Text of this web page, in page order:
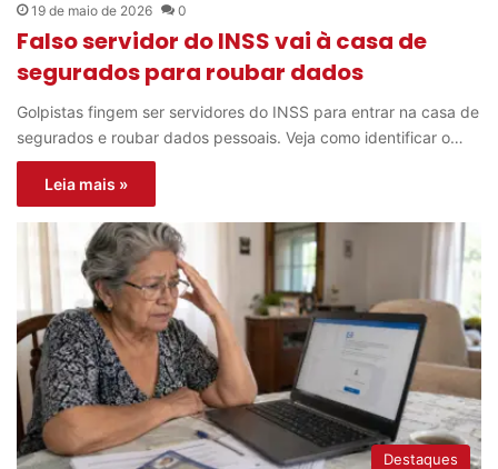
19 de maio de 2026 0
Falso servidor do INSS vai à casa de
segurados para roubar dados
Golpistas fingem ser servidores do INSS para entrar na casa de
segurados e roubar dados pessoais. Veja como identificar o…
Leia mais »
Destaques